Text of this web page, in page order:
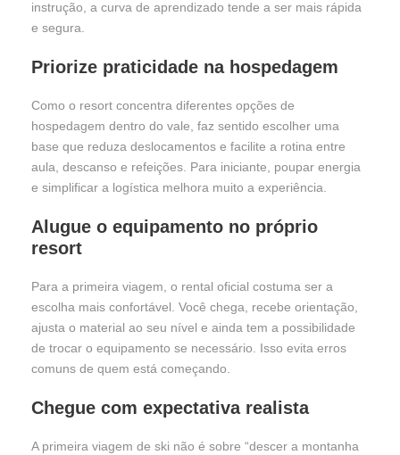
instrução, a curva de aprendizado tende a ser mais rápida
e segura.
Priorize praticidade na hospedagem
Como o resort concentra diferentes opções de
hospedagem dentro do vale, faz sentido escolher uma
base que reduza deslocamentos e facilite a rotina entre
aula, descanso e refeições. Para iniciante, poupar energia
e simplificar a logística melhora muito a experiência.
Alugue o equipamento no próprio
resort
Para a primeira viagem, o rental oficial costuma ser a
escolha mais confortável. Você chega, recebe orientação,
ajusta o material ao seu nível e ainda tem a possibilidade
de trocar o equipamento se necessário. Isso evita erros
comuns de quem está começando.
Chegue com expectativa realista
A primeira viagem de ski não é sobre “descer a montanha